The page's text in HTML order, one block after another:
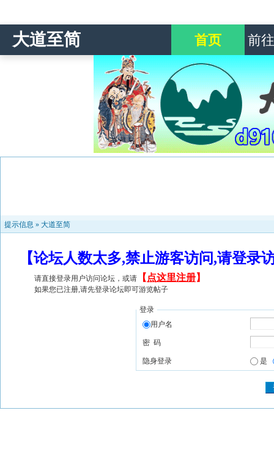
大道至简 首页 前
提示信息 » 大道至简
【论坛人数太多,禁止游客访问,请登
请直接登录用户访问论坛，或请 【 点这里注册】
如果您已注册,请先登录论坛即可游览帖子
登录
用户名
密 码
隐身登录 是